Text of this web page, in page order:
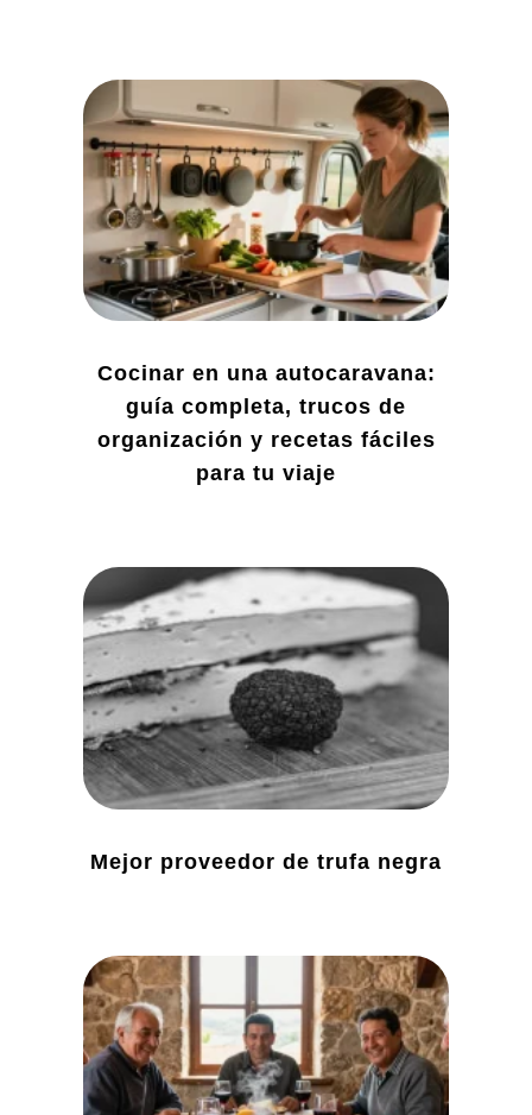
Cocinar en una autocaravana:
guía completa, trucos de
organización y recetas fáciles
para tu viaje
Mejor proveedor de trufa negra